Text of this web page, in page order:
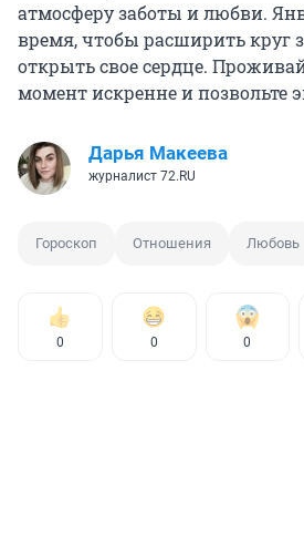
атмосферу заботы и любви.
время, чтобы расширить круг
открыть свое сердце.
момент искренне и позвольте
Дарья Макеева
журналист 72.RU
Гороскоп Отношения Любовь
0 0 0